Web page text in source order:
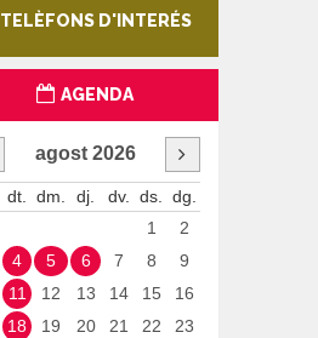
TELÈFONS D'INTERÉS
AGENDA
agost 2026
dt. dm. dj. dv. ds.
dg.
1
2
4 5 6 7 8
9
11 12 13 14 15
16
18 19 20 21 22
23